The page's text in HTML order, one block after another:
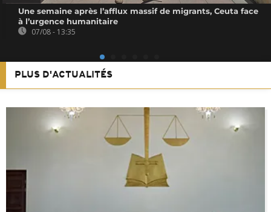
Une semaine après l’afflux massif de migrants, Ceuta face
à l’urgence humanitaire
07/08 - 13:35
PLUS D'ACTUALITÉS